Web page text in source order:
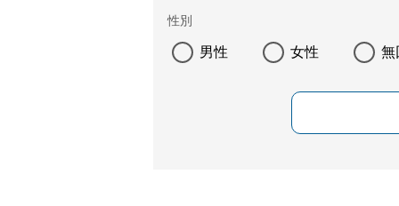
性別
男性 女性 無